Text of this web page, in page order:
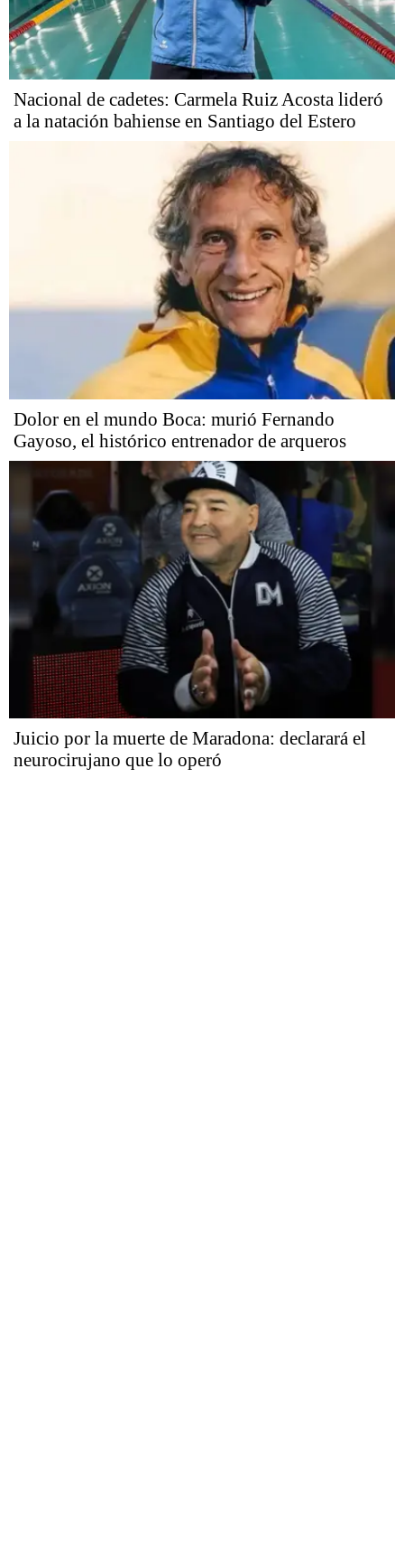
Nacional de cadetes: Carmela Ruiz Acosta lideró
a la natación bahiense en Santiago del Estero
Dolor en el mundo Boca: murió Fernando
Gayoso, el histórico entrenador de arqueros
Juicio por la muerte de Maradona: declarará el
neurocirujano que lo operó